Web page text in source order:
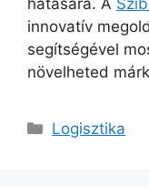
innovatív
segítségével
növelheted
Kategória
Logisztika